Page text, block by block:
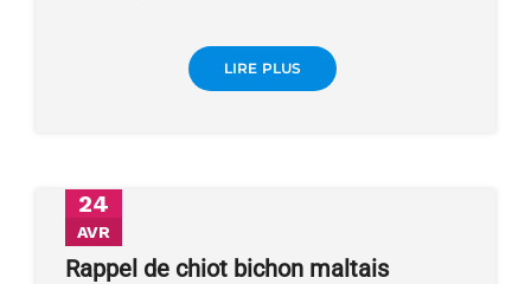
LIRE PLUS
24
AVR
Rappel de chiot bichon maltais